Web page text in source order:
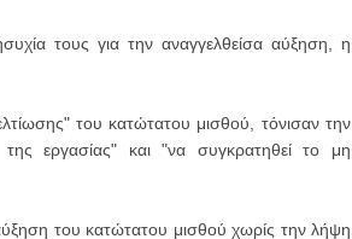
τους για την αναγγελθείσα αύξηση, η
του κατώτατου μισθού, τόνισαν την
εργασίας" και "να συγκρατηθεί το μη
του κατώτατου μισθού χωρίς την λήψη